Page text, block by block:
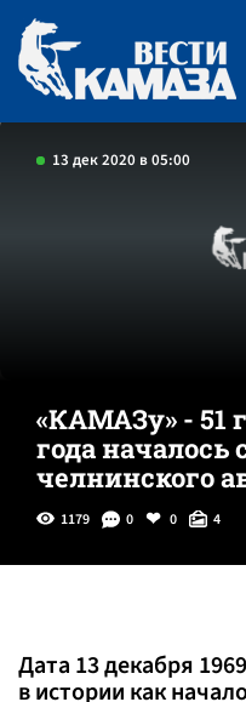
13 дек 2020 в 05:00
«КАМАЗу» - 51
года началось
челнинского
1179 0 0 4
Дата 13 декабря
в истории как